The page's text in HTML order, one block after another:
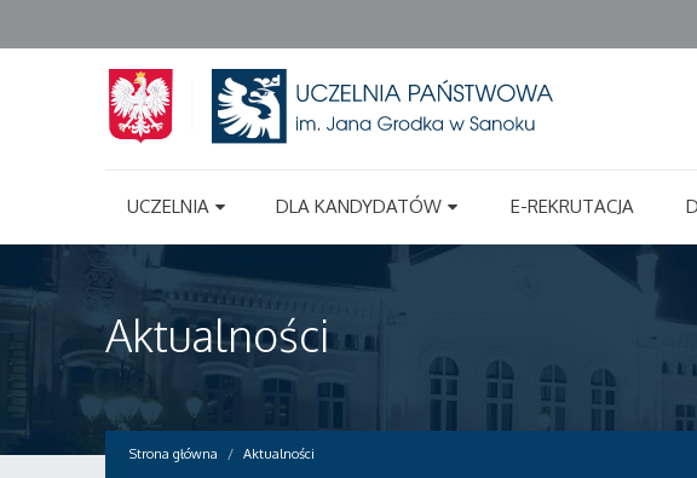
UCZELNIA DLA KANDYDATÓW E-REKRUTACJA
Aktualności
Strona główna Aktualności